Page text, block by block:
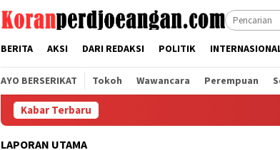
BERITA AKSI DARI REDAKSI POLITIK
AYO BERSERIKAT Tokoh Wawancara Perempuan
Kabar Terbaru
LAPORAN UTAMA